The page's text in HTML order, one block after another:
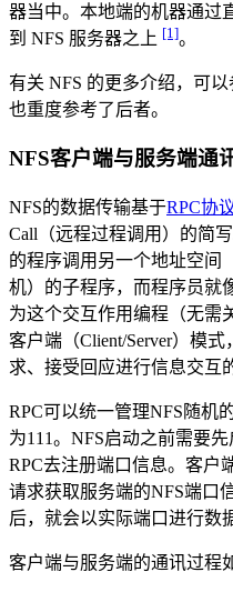
器当中。本地端的机器通过
到 NFS 服务器之上 [1]。
有关 NFS 的更多介绍，可以
也重度参考了后者。
NFS客户端与服务端通
NFS的数据传输基于RPC协
Call（远程过程调用）的简
的程序调用另一个地址空间
机）的子程序，而程序员就
为这个交互作用编程（无需
客户端（Client/Server）模
求、接受回应进行信息交互
RPC可以统一管理NFS随机
为111。NFS启动之前需要
RPC去注册端口信息。客户
请求获取服务端的NFS端口
后，就会以实际端口进行数
客户端与服务端的通讯过程